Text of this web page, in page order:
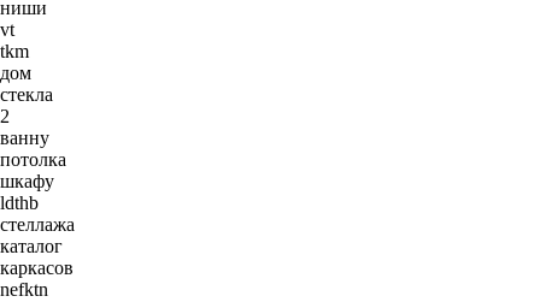
ниши
vt
tkm
дом
стекла
2
ванну
потолка
шкафу
ldthb
стеллажа
каталог
каркасов
nefktn